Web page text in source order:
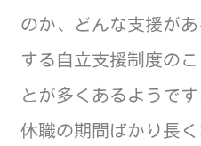
のか、どんな支援が
する自立支援制度の
とが多くあるようで
休職の期間ばかり長